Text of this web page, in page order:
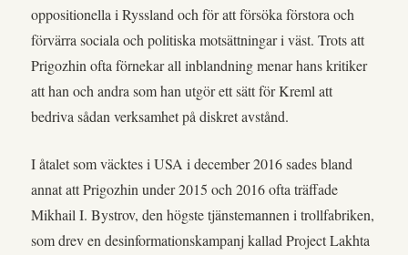
oppositionella i Ryssland och för att försöka förstora och
förvärra sociala och politiska motsättningar i väst. Trots att
Prigozhin ofta förnekar all inblandning menar hans kritiker
att han och andra som han utgör ett sätt för Kreml att
bedriva sådan verksamhet på diskret avstånd.
I åtalet som väcktes i USA i december 2016 sades bland
annat att Prigozhin under 2015 och 2016 ofta träffade
Mikhail I. Bystrov, den högste tjänstemannen i trollfabriken,
som drev en desinformationskampanj kallad Project Lakhta